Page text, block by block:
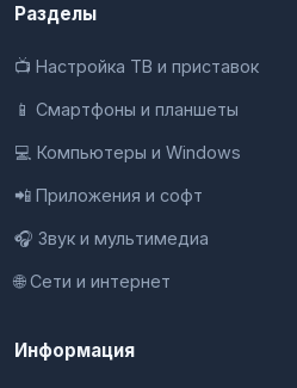
Разделы
📺 Настройка ТВ и приставок
📱 Смартфоны и планшеты
💻 Компьютеры и Windows
📲 Приложения и софт
🎧 Звук и мультимедиа
🌐 Сети и интернет
Информация